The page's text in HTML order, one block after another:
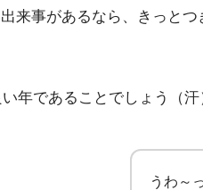
来事があるなら、きっと
年であることでしょう（汗
うわ～